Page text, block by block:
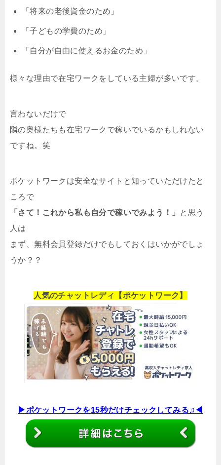
「将来の老後資金のため」
「子どもの学費のため」
「自分が自由に使えるお金のため」
様々な理由で在宅ワークをしている主婦が多いです。
言わないだけで
隣の奥様たちも在宅ワークで稼いでいるかもしれない
ですね。笑
ポケットワークは安全なサイトと知っていただけたと
ころで
「さて！これから私も自分で稼いでみよう！」 と思う
人は
まず、無料会員登録だけでもしておくはいかがでしょ
うか？？
人気のチャットレディ【ポケットワーク】
▶︎ポケットワークを15秒だけチェックしてみる♫◀︎